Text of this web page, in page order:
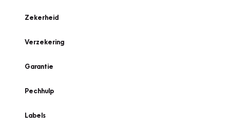
Zekerheid
Verzekering
Garantie
Pechhulp
Labels